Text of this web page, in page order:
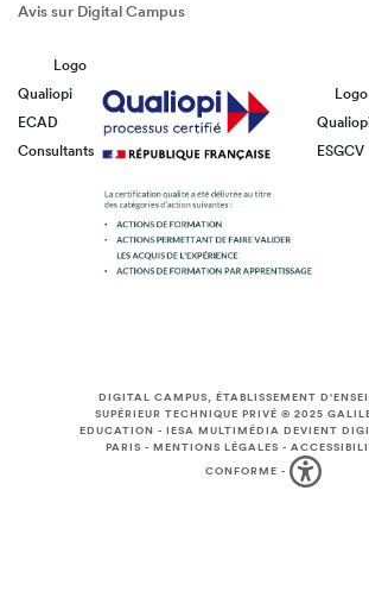
Avis sur Digital Campus
Logo
Qualiopi
ECAD
Consultants
Logo
ESGCV
DIGITAL CAMPUS, ÉTABLISSEMENT
SUPÉRIEUR TECHNIQUE PRIVÉ © 2025
EDUCATION -IESA MULTIMÉDIA DEVIENT
PARIS -MENTIONS LÉGALES -
CONFORME -